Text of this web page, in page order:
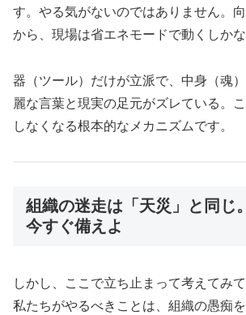
す。やる気がないのではありません。
から、現場は省エネモードで動くしかな
器（ツール）だけが立派で、中身（魂
麗な言葉と現実の足元がズレている。
しなくなる根本的なメカニズムです。
組織の迷走は「天災」と同じ
今すぐ備えよ
しかし、ここで立ち止まって考えてみて
私たちがやるべきことは、組織の愚痴